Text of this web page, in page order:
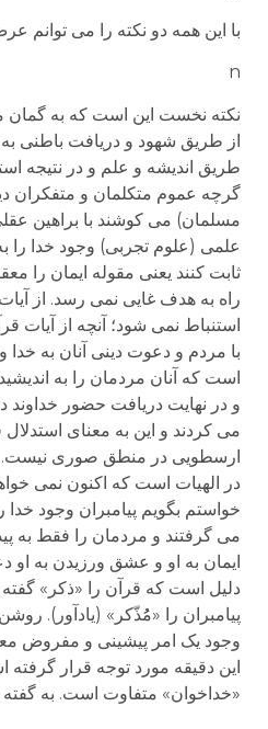
با این همه دو نکته را می توانم
n
نکته نخست این است که به گمان
از طریق شهود و دریافت باطنی
طریق اندیشه و علم و در نتیجه
گرچه عموم متکلمان و متفکران
مسلمان) می کوشند با براهین
علمی (علوم تجربی) وجود خدا را
ثابت کنند یعنی مقوله ایمان را
راه به هدف غایی نمی رسد. از
استنباط نمی شود؛ آنچه از آیات
با مردم و دعوت دینی آنان به
است که آنان مردمان را به
و در نهایت دریافت حضور خداوند
می کردند و این به معنای
ارسطویی در منطق صوری نیست.
در الهیات است که اکنون نمی
خواستم بگویم پیامبران وجود
می گرفتند و مردمان را فقط به
ایمان به او و عشق ورزیدن به او
دلیل است که قرآن را «ذکر» گفته
پیامبران را «مُُذّکر» (یادآور).
وجود یک امر پیشینی و مفروض
این دقیقه مورد توجه قرار گرفته
«خداخوان» متفاوت است. به